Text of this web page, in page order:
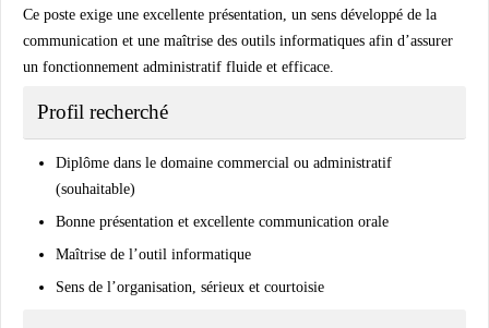
Ce poste exige une excellente présentation, un sens développé de la
communication et une maîtrise des outils informatiques afin d’assurer
un fonctionnement administratif fluide et efficace.
Profil recherché
Diplôme dans le domaine commercial ou administratif
(souhaitable)
Bonne présentation et excellente communication orale
Maîtrise de l’outil informatique
Sens de l’organisation, sérieux et courtoisie